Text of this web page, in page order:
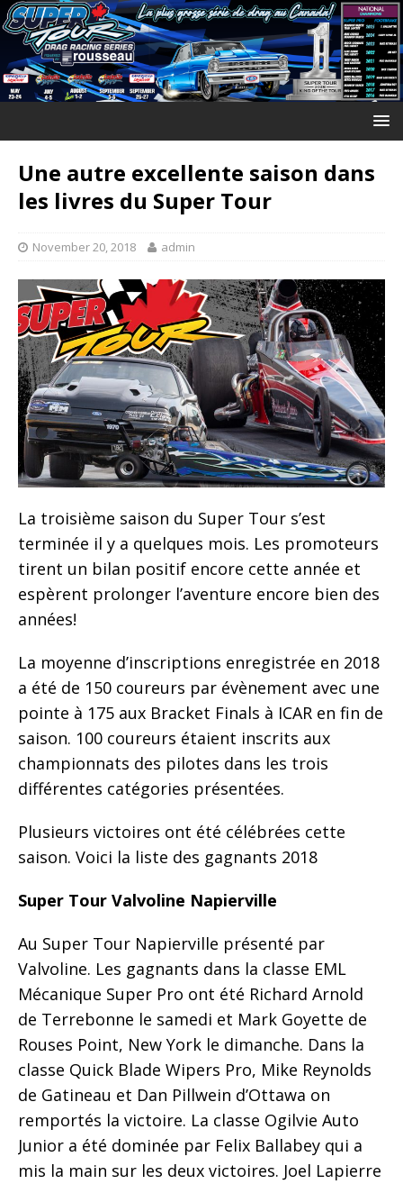
Une autre excellente saison dans
les livres du Super Tour
November 20, 2018 admin
La troisième saison du Super Tour s’est
terminée il y a quelques mois. Les promoteurs
tirent un bilan positif encore cette année et
espèrent prolonger l’aventure encore bien des
années!
La moyenne d’inscriptions enregistrée en 2018
a été de 150 coureurs par évènement avec une
pointe à 175 aux Bracket Finals à ICAR en fin de
saison. 100 coureurs étaient inscrits aux
championnats des pilotes dans les trois
différentes catégories présentées.
Plusieurs victoires ont été célébrées cette
saison. Voici la liste des gagnants 2018
Super Tour Valvoline Napierville
Au Super Tour Napierville présenté par
Valvoline. Les gagnants dans la classe EML
Mécanique Super Pro ont été Richard Arnold
de Terrebonne le samedi et Mark Goyette de
Rouses Point, New York le dimanche. Dans la
classe Quick Blade Wipers Pro, Mike Reynolds
de Gatineau et Dan Pillwein d’Ottawa on
remportés la victoire. La classe Ogilvie Auto
Junior a été dominée par Felix Ballabey qui a
mis la main sur les deux victoires. Joel Lapierre